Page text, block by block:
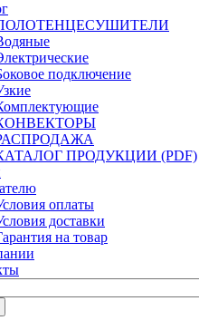
подключение
ПРОДУКЦИИ (PDF)
оплаты
доставки
на товар